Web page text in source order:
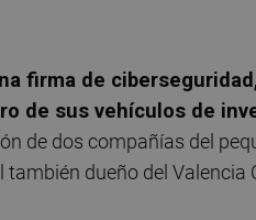
firma de
de sus vehículos de
de dos compañías del
dueño del Valencia